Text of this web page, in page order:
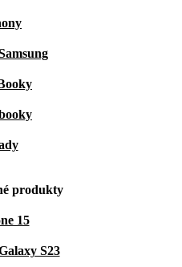
produkty
15
S23